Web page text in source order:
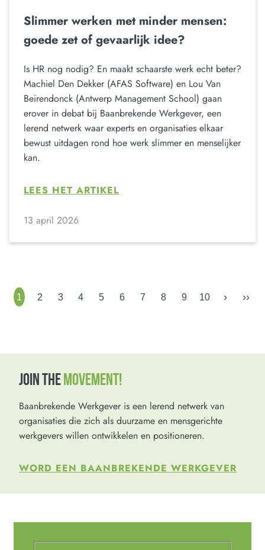
Slimmer werken met minder mensen:
goede zet of gevaarlijk idee?
Is HR nog nodig? En maakt schaarste werk echt beter?
Machiel Den Dekker (AFAS Software) en Lou Van
Beirendonck (Antwerp Management School) gaan
erover in debat bij Baanbrekende Werkgever, een
lerend netwerk waar experts en organisaties elkaar
bewust uitdagen rond hoe werk slimmer en menselijker
kan.
LEES HET ARTIKEL
13 april 2026
1 2 3 4 5 6 7 8 9 10 › ››
JOIN THEMOVEMENT!
Baanbrekende Werkgever is een lerend netwerk van
organisaties die zich als duurzame en mensgerichte
werkgevers willen ontwikkelen en positioneren.
WORD EEN BAANBREKENDE WERKGEVER